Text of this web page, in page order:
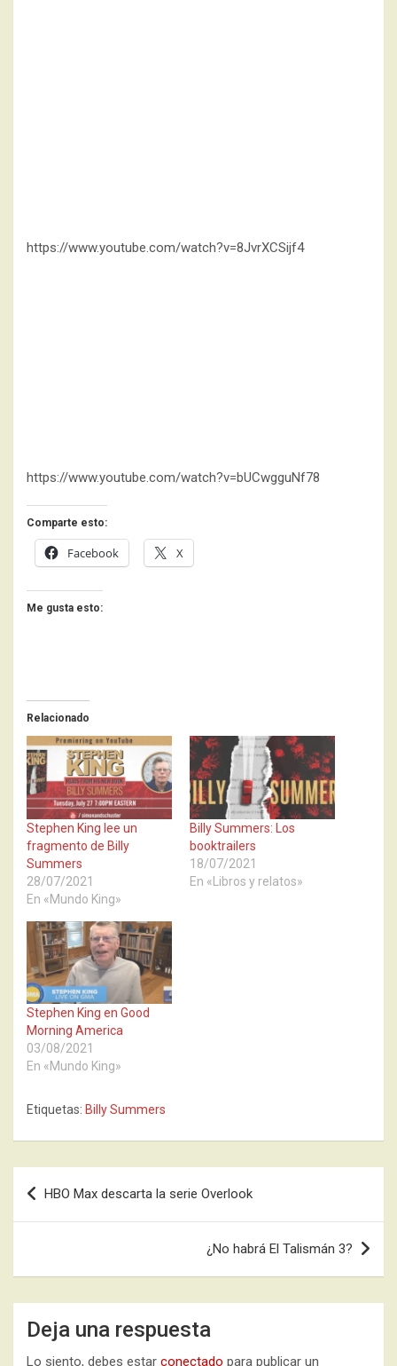
https://www.youtube.com/watch?v=8JvrXCSijf4
https://www.youtube.com/watch?v=bUCwgguNf78
Comparte esto:
Facebook X
Me gusta esto:
Relacionado
Stephen King lee un
fragmento de Billy
Summers
28/07/2021
En «Mundo King»
Billy Summers: Los
booktrailers
18/07/2021
En «Libros y relatos»
Stephen King en Good
Morning America
03/08/2021
En «Mundo King»
Etiquetas: Billy Summers
Navegación
de
HBO Max descarta la serie Overlook
¿No habrá El Talismán 3?
Deja una respuesta
Lo siento, debes estar conectado para publicar un